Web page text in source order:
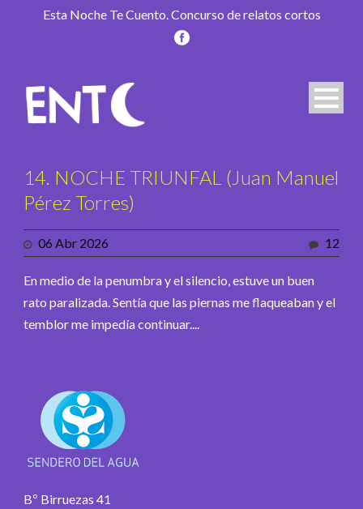
Esta Noche Te Cuento. Concurso de relatos cortos
14. NOCHE TRIUNFAL (Juan Manuel
Pérez Torres)
06 Abr 2026 12
En medio de la penumbra y el silencio, estuve un buen
rato paralizada. Sentía que las piernas me flaqueaban y el
temblor me impedía continuar....
Bº Birruezas 41